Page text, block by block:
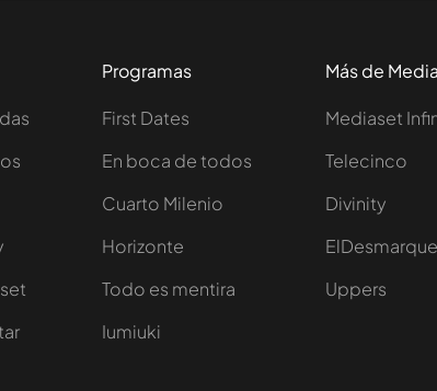
Programas
First Dates
En boca de todos
Cuarto Milenio
Horizonte
Todo es mentira
Iumiuki
Más de
Mediaset
Telecinco
Divinity
ElDesmarque
Uppers